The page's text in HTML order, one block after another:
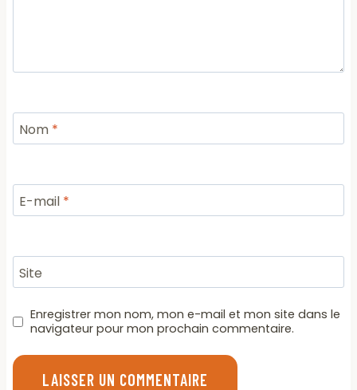
Nom *
E-mail *
Site
Enregistrer mon nom, mon e-mail et mon site dans le
navigateur pour mon prochain commentaire.